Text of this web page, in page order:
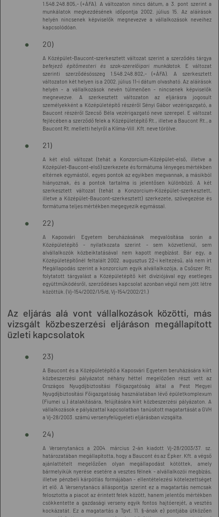
1.548.248.805,- (+ÁFA). A változaton nincs dátum, a 3. pont szerint a
munkálatok megkezdésének időpontja 2002. július 15. Az aláírások
helyén nincsenek képviselők megnevezve a vállalkozások neveihez
kapcsolódóan.
20)
A Középület-Baucont-szerkesztett változat szerint a szerződés tárgya
befejező építőmesteri és szak-szerelőipari munkálatok.
E változat
szerinti szerződésösszeg 1.548.248.802,- (+ÁFA). A szerkesztett
változaton két helyen is a 2002. július 11-i dátum olvasható. Az aláírások
helyén - a vállalkozások nevén túlmenően - nincsenek képviselők
megnevezve. A szerkesztett változaton az eljárásra jogosult
személyekként a Középületépítő részéről Sényi Gábor vezérigazgató, a
Baucont részéről Szecső Béla vezérigazgató neve szerepel. E változat
fejlécében a szerződő felek a Középületépítő Rt., illetve a Baucont Rt., a
Baucont Rt. melletti helyről a Klíma-Vill .Kft. neve törölve.
21)
A két első változat (tehát a Konzorcium-Középület-első, illetve a
Középület-Baucont-első) szerkezete és formátuma lényeges mértékben
eltérnek egymástól, egyes pontok az egyikben megvannak, a másikból
hiányoznak, és a pontok tartalma is jelentősen különböző. A két
szerkesztett változat (tehát a Konzorcium-Középület-szerkesztett,
illetve a Középület-Baucont-szerkesztett) szerkezete, szövegezése és
formátuma teljes mértékben megegyezik egymással.
22)
A Kaposvári Egyetem beruházásának megvalósítása során a
Középületépítő - nyilatkozata szerint - sem közvetlenül, sem
alvállalkozók közbeiktatásával nem kapott megbízást. Bár egy, a
Középületépítőnél feltalált 2002. augusztus 22-i keltezésű, alá nem írt
Megállapodás szerint a konzorcium egyik alvállalkozója, a Csőszer Rt.
folytatott tárgyalást a Középületépítő két divíziójával egy esetleges
együttműködésről, szerződéses kapcsolat azonban végül nem jött létre
közöttük. (Vj-154/2002/1/5/d, Vj-154/2002/21.)
Az eljárás alá vont vállalkozások közötti, más
vizsgált közbeszerzési eljáráson megállapított
üzleti kapcsolatok
23)
A Baucont és a Középületépítő a Kaposvári Egyetem beruházására kiírt
közbeszerzési pályázatot néhány héttel megelőzően részt vett az
Országos Nyugdíjbiztosítási Főigazgatóság által a Pest Megyei
Nyugdíjbiztosítási Főigazgatóság használatában lévő épületkomplexum
(Fiumei u.) átalakítására, felújítására kiírt közbeszerzési pályázaton. A
vállalkozások e pályázattal kapcsolatban tanúsított magatartását a GVH
a Vj-28/2003. számú versenyfelügyeleti eljárásban vizsgálta.
24)
A Versenytanács a 2004. március 2-án kiadott Vj-28/2003/37. sz.
határozatában megállapította, hogy a Baucont és az Épker. Kft. a végső
ajánlattételt megelőzően olyan megállapodást kötöttek, amely
bármelyikük nyerése esetére a vesztes félnek - alvállalkozói megbízás,
illetve pénzbeli kárpótlás formájában - ellentételezési kötelezettséget
írt elő. A Versenytanács álláspontja szerint ez a magatartás nemcsak
felosztotta a piacot az érintett felek között, hanem jelentős mértékben
csökkentette a gazdasági verseny egyik fontos hajtóerejét, a vesztés
kockázatát. Ez a magatartás a Tpvt. 11. §-ának e) pontjába ütközően